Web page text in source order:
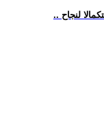
لنجاح